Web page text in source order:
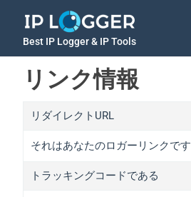
Best IP Logger & IP Tools
リンク情報
リダイレクトURL
それはあなたのロガーリンクです
トラッキングコードである